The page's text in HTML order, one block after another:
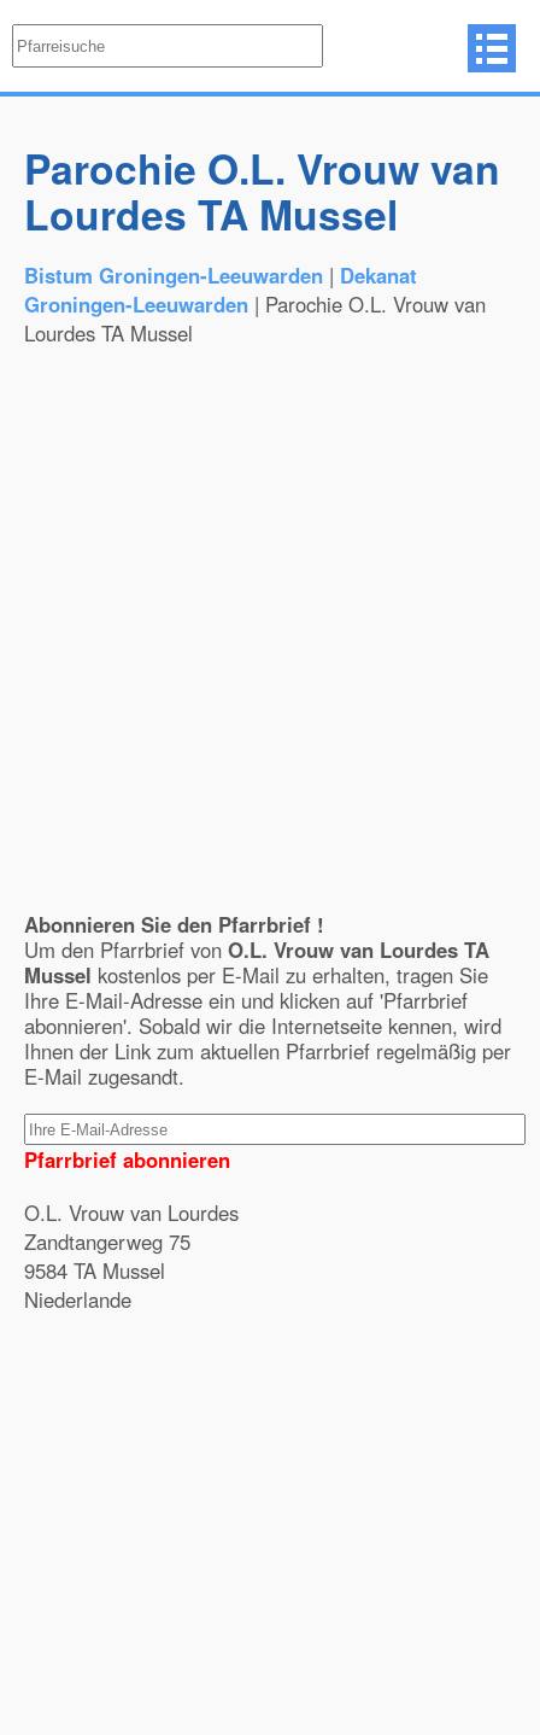
Parochie O.L. Vrouw van
Lourdes TA Mussel
Bistum Groningen-Leeuwarden | Dekanat
Groningen-Leeuwarden | Parochie O.L. Vrouw van
Lourdes TA Mussel
Abonnieren Sie den Pfarrbrief !
Um den Pfarrbrief von O.L. Vrouw van Lourdes TA
Mussel kostenlos per E-Mail zu erhalten, tragen Sie
Ihre E-Mail-Adresse ein und klicken auf 'Pfarrbrief
abonnieren'. Sobald wir die Internetseite kennen, wird
Ihnen der Link zum aktuellen Pfarrbrief regelmäßig per
E-Mail zugesandt.
Pfarrbrief abonnieren
O.L. Vrouw van Lourdes
Zandtangerweg 75
9584 TA Mussel
Niederlande